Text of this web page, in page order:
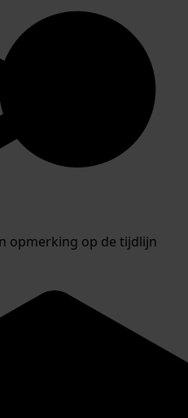
opmerking op de tijdlijn